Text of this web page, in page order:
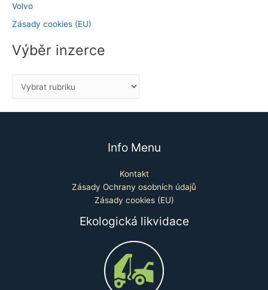
Volvo
Zásady cookies (EU)
Výběr inzerce
Info Menu
Kontakt
Zásady Ochrany osobních údajů
Zásady cookies (EU)
Ekologická likvidace